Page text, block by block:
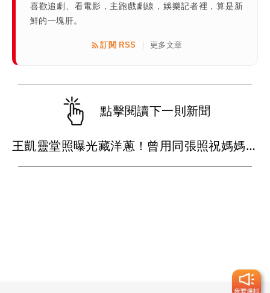
喜歡追劇、看電影，主跑戲劇線，娛樂記者裡，算是新
鮮的一塊肝。
訂閱 RSS 更多文章
點擊閱讀下一則新聞
王凱靈堂照曝光藏洋蔥！曾用同張照祝媽媽母親節快樂